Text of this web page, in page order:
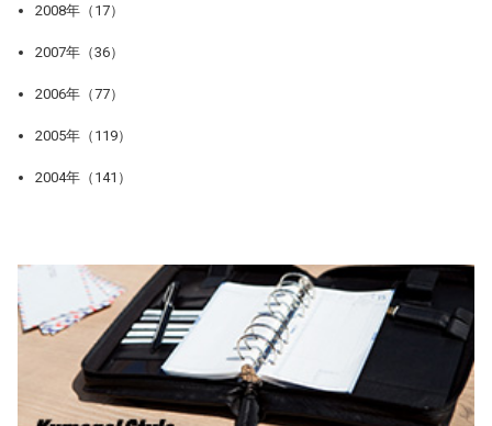
2008年（17）
2007年（36）
2006年（77）
2005年（119）
2004年（141）